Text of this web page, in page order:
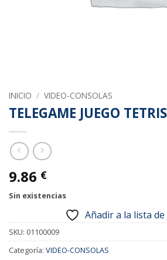
INICIO / VIDEO-CONSOLAS
TELEGAME JUEGO
9.86 €
Sin existencias
Añadir a la lista de
SKU: 01100009
Categoría: VIDEO-CONSOLAS